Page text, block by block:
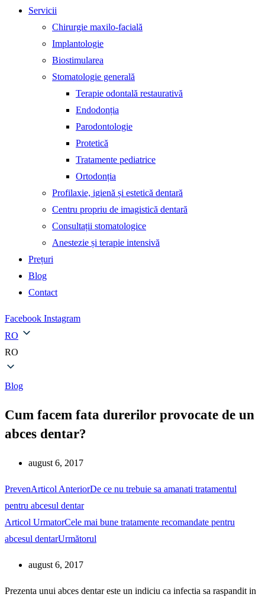
Servicii
Chirurgie maxilo-facială
Implantologie
Biostimularea
Stomatologie generală
Terapie odontală restaurativă
Endodonția
Parodontologie
Protetică
Tratamente pediatrice
Ortodonția
Profilaxie, igienă și estetică dentară
Centru propriu de imagistică dentară
Consultații stomatologice
Anestezie și terapie intensivă
Prețuri
Blog
Contact
Facebook Instagram
RO
RO
Blog
Cum facem fata durerilor provocate de un
abces dentar?
august 6, 2017
PrevenArticol AnteriorDe ce nu trebuie sa amanati tratamentul
pentru abcesul dentar
Articol UrmatorCele mai bune tratamente recomandate pentru
abcesul dentarUrmătorul
august 6, 2017
Prezenta unui abces dentar este un indiciu ca infectia sa raspandit in